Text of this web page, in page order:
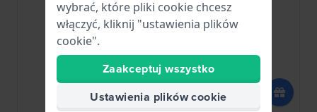
wybrać, które pliki cookie chcesz
włączyć, kliknij "ustawienia plików
cookie".
Zaakceptuj wszystko
Ustawienia plików cookie